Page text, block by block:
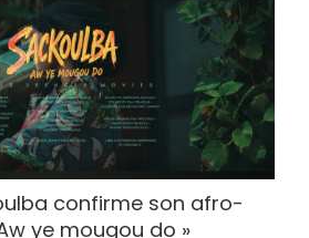
confirme son afro-
ye mougou do »